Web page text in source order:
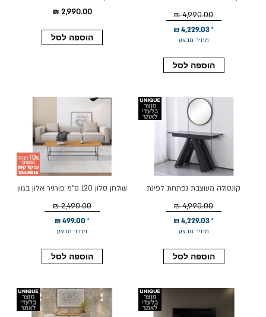
דגם דוכס אלון
מחיר מבצע
4,229.03 ₪
4,990.00 ₪
הוספה לסל
גלורי עץ טבעי
2,990.00 ₪
הוספה לסל
קונסולה מעוצבת נפתחת לפינת
דגם דוכס שחור
מחיר מבצע
4,229.03 ₪
4,990.00 ₪
הוספה לסל
שולחן סלון 120 ס"מ פורניר אלון בגוון
מחיר מבצע
499.00 ₪
2,490.00 ₪
הוספה לסל